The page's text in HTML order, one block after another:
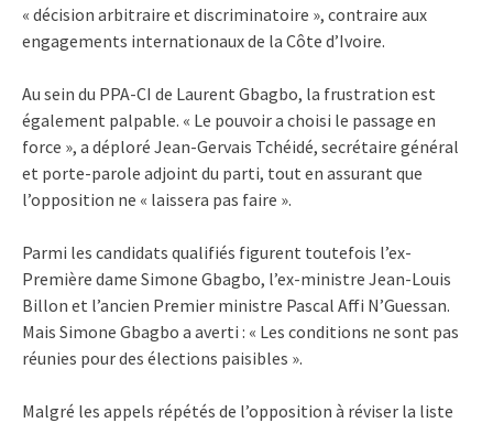
« décision arbitraire et discriminatoire », contraire aux
engagements internationaux de la Côte d’Ivoire.
Au sein du PPA-CI de Laurent Gbagbo, la frustration est
également palpable. « Le pouvoir a choisi le passage en
force », a déploré Jean-Gervais Tchéidé, secrétaire général
et porte-parole adjoint du parti, tout en assurant que
l’opposition ne « laissera pas faire ».
Parmi les candidats qualifiés figurent toutefois l’ex-
Première dame Simone Gbagbo, l’ex-ministre Jean-Louis
Billon et l’ancien Premier ministre Pascal Affi N’Guessan.
Mais Simone Gbagbo a averti : « Les conditions ne sont pas
réunies pour des élections paisibles ».
Malgré les appels répétés de l’opposition à réviser la liste